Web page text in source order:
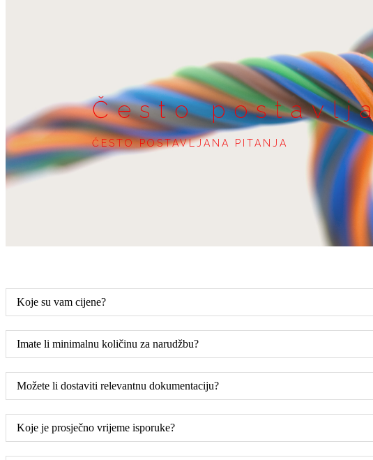
Često
ČESTO POSTAVLJANA PITANJA
Koje su vam cijene?
Imate li minimalnu količinu za narudžbu?
Možete li dostaviti relevantnu dokumentaciju?
Koje je prosječno vrijeme isporuke?